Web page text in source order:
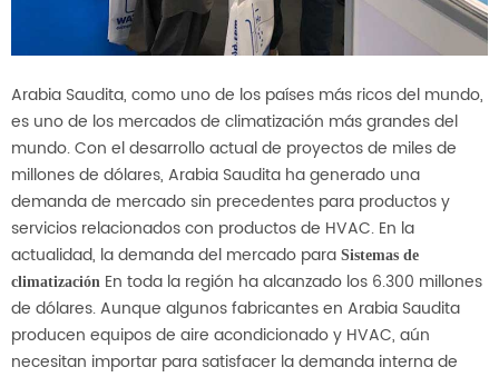
Arabia Saudita, como uno de los países más ricos del mundo,
es uno de los mercados de climatización más grandes del
mundo. Con el desarrollo actual de proyectos de miles de
millones de dólares, Arabia Saudita ha generado una
demanda de mercado sin precedentes para productos y
servicios relacionados con productos de HVAC. En la
actualidad, la demanda del mercado para Sistemas de
climatización En toda la región ha alcanzado los 6.300 millones
de dólares. Aunque algunos fabricantes en Arabia Saudita
producen equipos de aire acondicionado y HVAC, aún
necesitan importar para satisfacer la demanda interna de